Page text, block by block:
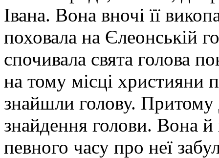
Івана. Вона вночі її
поховала на Єлеонській
спочивала свята голова
на тому місці християни
знайшли голову.
знайдення голови. Вона й
певного часу про неї